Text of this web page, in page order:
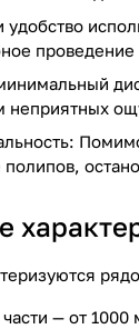
удобство
— от